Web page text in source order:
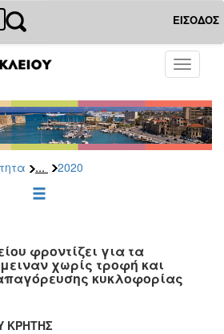
ΕΙΣΟΔΟΣ
Toggle
... 2020
φροντίζει για τα
χωρίς τροφή και
κυκλοφορίας
ΚΡΗΤΗΣ